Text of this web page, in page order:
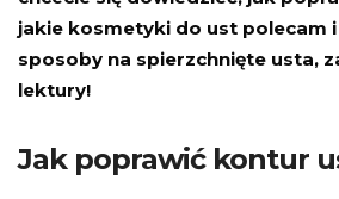
jakie kosmetyki do ust polecam
sposoby na spierzchnięte usta,
lektury!
Jak poprawić kontur